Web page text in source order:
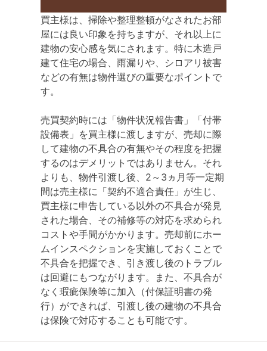
買主様は、掃除や整理整頓がなされたお部
屋には良い印象を持ちますが、それ以上に
建物の安心感を気にされます。特に木造戸
建て住宅の場合、雨漏りや、シロアリ被害
などの有無は物件選びの重要なポイントで
す。
売買契約時には「物件状況報告書」「付帯
設備表」を買主様に渡しますが、売却に際
して建物の不具合の有無やその程度を把握
するのはデメリットではありません。それ
よりも、物件引渡し後、2～3ヵ月等一定期
間は売主様に「契約不適合責任」が生じ、
買主様に申告している以外の不具合が発見
された場合、その補修等の対応を求められ
コストや手間がかかります。売却前にホー
ムインスペクションを実施しておくことで
不具合を把握でき、引き渡し後のトラブル
は回避にもつながります。また、不具合が
なく瑕疵保険等に加入（付保証明書の発
行）ができれば、引渡し後の建物の不具合
は保険で対応することも可能です。